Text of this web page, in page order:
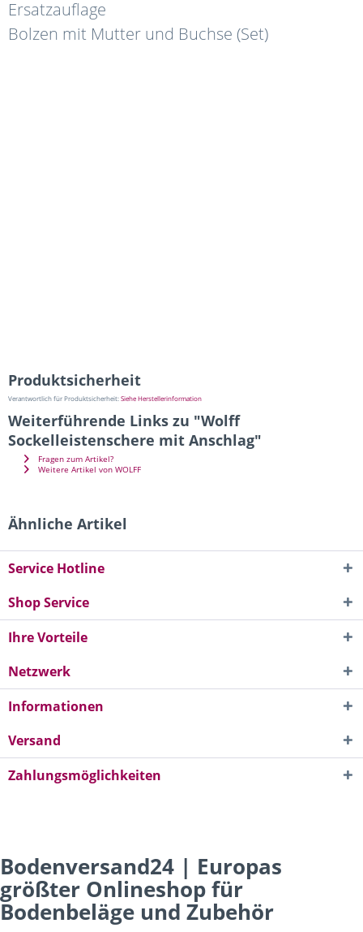
Ersatzauflage
Bolzen mit Mutter und Buchse (Set)
Produktsicherheit
Verantwortlich für Produktsicherheit:Siehe Herstellerinformation
Weiterführende Links zu "Wolff
Sockelleistenschere mit Anschlag"
Fragen zum Artikel?
Weitere Artikel von WOLFF
Ähnliche Artikel
Service Hotline
Shop Service
Ihre Vorteile
Netzwerk
Informationen
Versand
Zahlungsmöglichkeiten
Bodenversand24 | Europas
größter Onlineshop für
Bodenbeläge und Zubehör